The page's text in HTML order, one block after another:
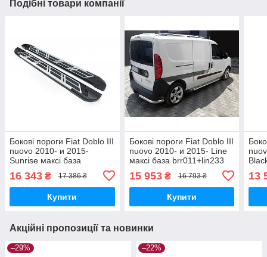
Подібні товари компанії
Бокові пороги Fiat Doblo III
nuovo 2010- и 2015-
Sunrise максі база
16 343 ₴ 17 386 ₴
Купити
Бокові пороги Fiat Doblo III
nuovo 2010- и 2015- Line
максі база brr011+lin233
15 953₴ 16 793 ₴
Купити
13
Акційні пропозиції та новинки
–29% –22%